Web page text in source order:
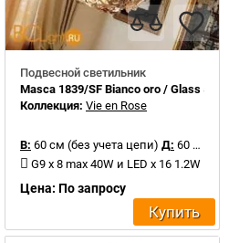
Подвесной светильник
Masca 1839/SF Bianco oro / Glass 525
Коллекция: Vie en Rose
В: 60 см (без учета цепи) Д: 60 см
G9 x 8 max 40W и LED x 16 1.2W
Цена: По запросу
Купить